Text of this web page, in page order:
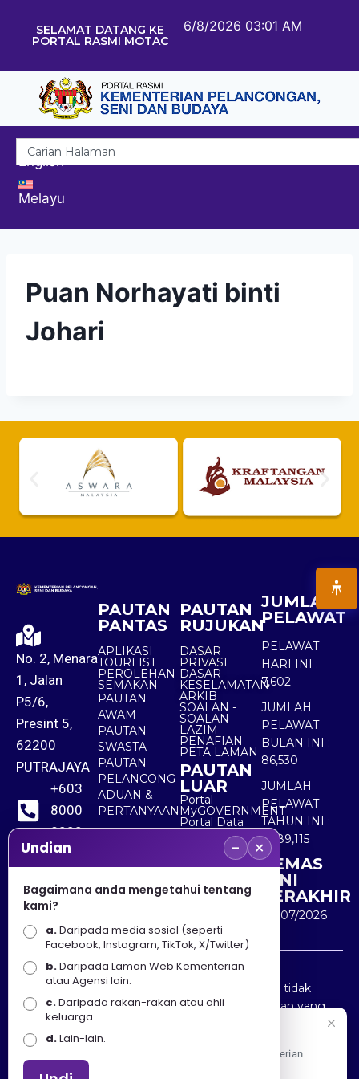
SELAMAT DATANG KE
PORTAL RASMI MOTAC
6/8/2026 03:01 AM
English
Melayu
Puan Norhayati binti
Johari
No. 2, Menara
1, Jalan
P5/6,
Presint 5,
62200
PUTRAJAYA
+603
8000
8000
+603
8891
7100
PAUTAN
PANTAS
APLIKASI
TOURLIST
PEROLEHAN
SEMAKAN
PAUTAN
AWAM
PAUTAN
SWASTA
PAUTAN
PELANCONG
ADUAN &
PERTANYAAN
PAUTAN
RUJUKAN
DASAR
PRIVASI
DASAR
KESELAMATAN
ARKIB
SOALAN -
SOALAN
LAZIM
PENAFIAN
PETA LAMAN
PAUTAN
LUAR
Portal
MyGOVERNMENT
Portal Data
Terbuka
Sektor Awam
JUMLAH
PELAWAT
PELAWAT
HARI INI :
7,602
JUMLAH
PELAWAT
BULAN INI :
86,530
JUMLAH
PELAWAT
TAHUN INI :
5,489,115
KEMAS
KINI
TERAKHIR
30/07/2026
Penafian : Kerajaan Malaysia dan Kementerian
Pelancongan Seni dan Budaya (MOTAC) adalah tidak
bertanggungjawab atas kehilangan atau kerugian yang
disebabkan oleh penggunaan mana-mana maklumat
yang diperolehi dari portal ini.
Undian − ×
Bagaimana anda mengetahui tentang
kami?
a.Daripada media sosial (seperti
Facebook, Instagram, TikTok, X/Twitter)
b.Daripada Laman Web Kementerian
atau Agensi lain.
c.Daripada rakan-rakan atau ahli
keluarga.
d.Lain-lain.
Apa Khabar! Selamat datang ke Portal Rasmi Kementerian
Pelancongan, Seni dan Budaya